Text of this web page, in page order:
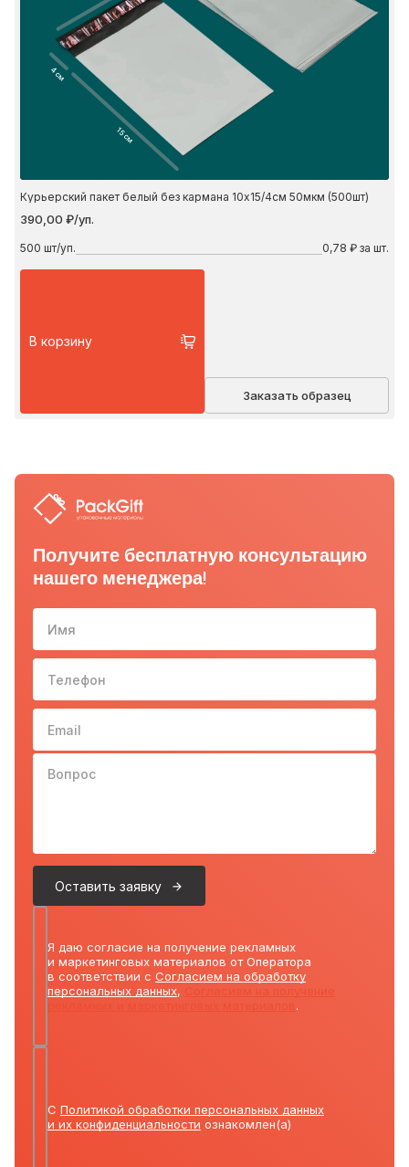
4 см
15 см
Курьерский пакет белый без кармана 10х15/4см 50мкм (500шт)
390,00 ₽/уп.
500 шт/уп. 0,78 ₽ за шт.
В корзину
Заказать образец
Получите бесплатную консультацию
нашего менеджера!
Имя
Телефон 10-
Email
Вопрос
Оставить заявку
Я даю согласие на получение рекламных
и маркетинговых материалов от Оператора
в соответствии с Согласием на обработку
персональных данных,
.
С Политикой обработки персональных данных
и их конфиденциальности ознакомлен(а)